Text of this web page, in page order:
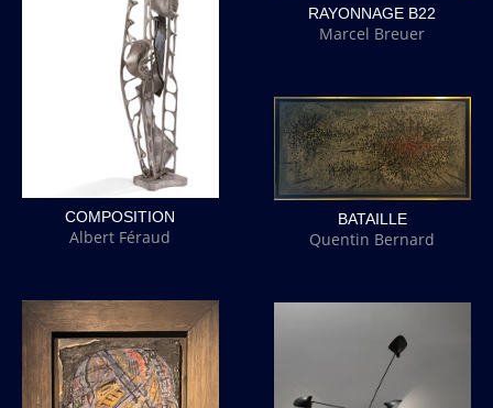
RAYONNAGE B22
Marcel Breuer
COMPOSITION
Albert Féraud
BATAILLE
Quentin Bernard